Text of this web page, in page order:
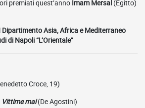
premiati quest’anno Imam Mersal (Egitto)
Dipartimento Asia, Africa e Mediterraneo
di Napoli “L’Orientale”
Croce, 19)
Vittime mai (De Agostini)